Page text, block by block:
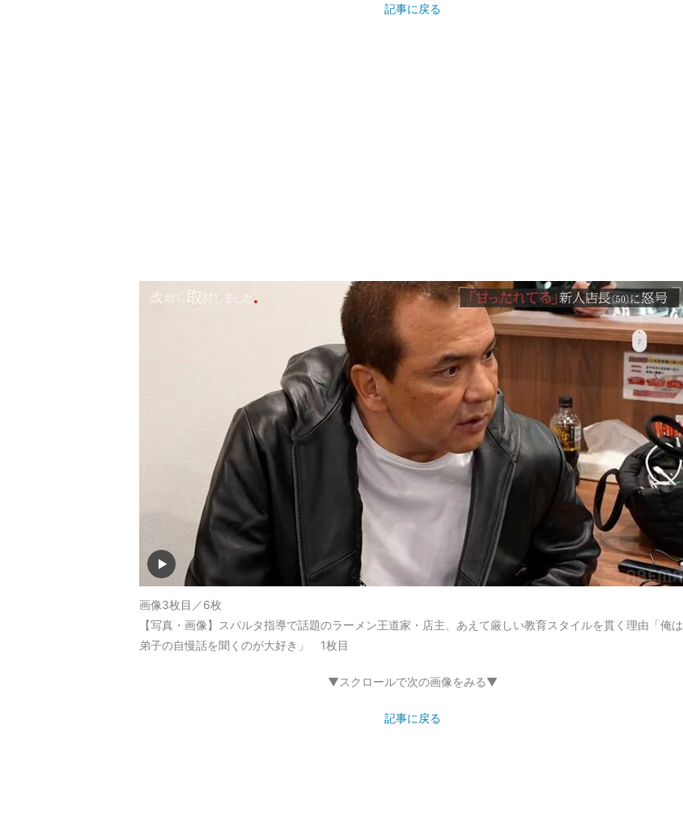
記事に戻る
画像3枚目／6枚
【写真・画像】スパルタ指導で話題のラーメン王道家・店主、あえて厳しい教育スタイルを貫く理由「俺は
弟子の自慢話を聞くのが大好き」 1枚目
▼スクロールで次の画像をみる▼
記事に戻る